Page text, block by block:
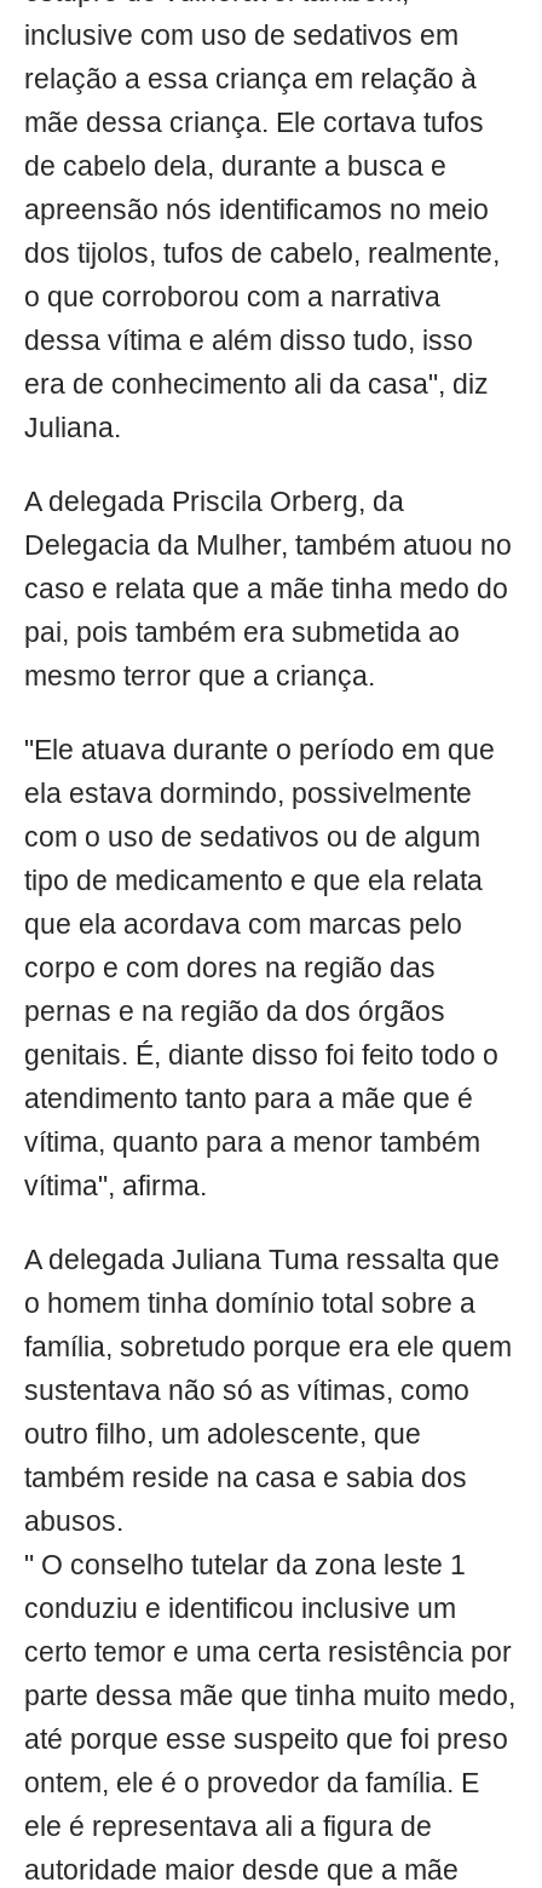
inclusive com uso de sedativos em
relação a essa criança em relação à
mãe dessa criança. Ele cortava tufos
de cabelo dela, durante a busca e
apreensão nós identificamos no meio
dos tijolos, tufos de cabelo, realmente,
o que corroborou com a narrativa
dessa vítima e além disso tudo, isso
era de conhecimento ali da casa", diz
Juliana.
A delegada Priscila Orberg, da
Delegacia da Mulher, também atuou no
caso e relata que a mãe tinha medo do
pai, pois também era submetida ao
mesmo terror que a criança.
"Ele atuava durante o período em que
ela estava dormindo, possivelmente
com o uso de sedativos ou de algum
tipo de medicamento e que ela relata
que ela acordava com marcas pelo
corpo e com dores na região das
pernas e na região da dos órgãos
genitais. É, diante disso foi feito todo o
atendimento tanto para a mãe que é
vítima, quanto para a menor também
vítima", afirma.
A delegada Juliana Tuma ressalta que
o homem tinha domínio total sobre a
família, sobretudo porque era ele quem
sustentava não só as vítimas, como
outro filho, um adolescente, que
também reside na casa e sabia dos
abusos.
" O conselho tutelar da zona leste 1
conduziu e identificou inclusive um
certo temor e uma certa resistência por
parte dessa mãe que tinha muito medo,
até porque esse suspeito que foi preso
ontem, ele é o provedor da família. E
ele é representava ali a figura de
autoridade maior desde que a mãe